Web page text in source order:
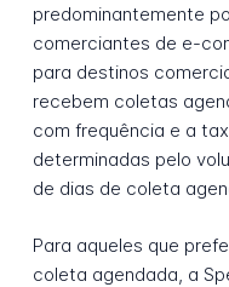
predominantemente
comerciantes de e-
para destinos
recebem coletas
com frequência e a
determinadas pelo
de dias de coleta
Para aqueles que
coleta agendada, a